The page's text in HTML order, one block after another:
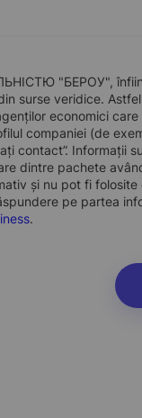
"БЕРОУ",
surse veridice.
economici
companiei (de
contact”. Informații
dintre pachete
și nu pot fi
pe partea
.